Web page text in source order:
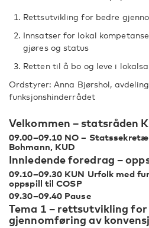
Rettsutvikling for bedre
Innsatser for lokal
gjøres og status
Retten til å bo og leve i
Ordstyrer: Anna Bjørshol,
funksjonshinderrådet
Velkommen – statsråden
09.00–09.10 NO –
Bohmann, KUD
Innledende foredrag –
09.10–09.30 KUN Urfolk med
oppspill til COSP
09.30–09.40 Pause
Tema 1 – rettsutvikling for
gjennomføring av